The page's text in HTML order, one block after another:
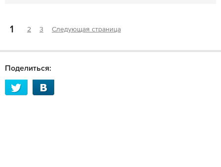
1 2 3 Следующая страница
Поделиться: